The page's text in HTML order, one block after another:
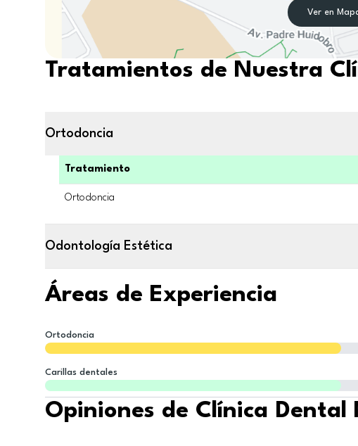
Ver en
Tratamientos de Nuestra
Ortodoncia
Tratamiento
Ortodoncia
Odontología Estética
Áreas de Experiencia
Ortodoncia
Carillas dentales
Opiniones de Clínica Dental